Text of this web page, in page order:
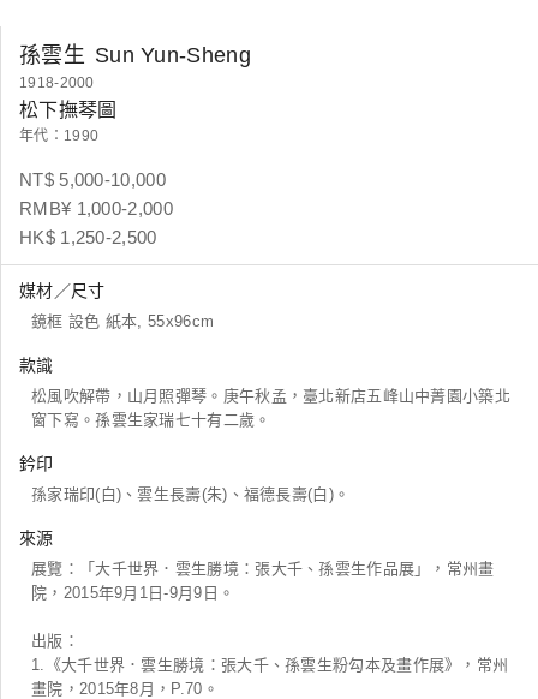
孫雲生 Sun Yun-Sheng
1918-2000
松下撫琴圖
年代：1990
NT$ 5,000-10,000
RMB¥ 1,000-2,000
HK$ 1,250-2,500
媒材／尺寸
鏡框 設色 紙本, 55x96cm
款識
松風吹解帶，山月照彈琴。庚午秋孟，臺北新店五峰山中菁園小築北
窗下寫。孫雲生家瑞七十有二歲。
鈐印
孫家瑞印(白)、雲生長壽(朱)、福德長壽(白)。
來源
展覽：「大千世界．雲生勝境：張大千、孫雲生作品展」，常州畫
院，2015年9月1日-9月9日。
出版：
1.《大千世界．雲生勝境：張大千、孫雲生粉勾本及畫作展》，常州
畫院，2015年8月，P.70。